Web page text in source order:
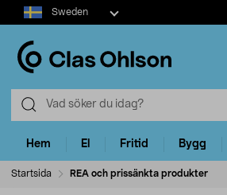
Select
market
Sweden
Hem El Fritid Bygg
Startsida REA och prissänkta produkter